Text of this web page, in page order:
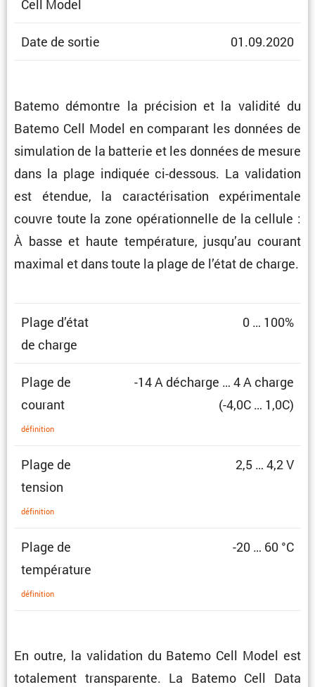
Cell Model
Date de sortie 01.09.2020
Batemo démontre la préci­sion et la validité du
Batemo Cell Model en compa­rant les données de
simula­tion de la batterie et les données de mesure
dans la plage indiquée ci-dessous. La valida­tion
est étendue, la carac­té­ri­sa­tion expéri­men­tale
couvre toute la zone opéra­tion­nelle de la cellule :
À basse et haute tempé­ra­ture, jusqu’au courant
maximal et dans toute la plage de l’état de charge.
Plage d’état
de charge
0 … 100%
Plage de
courant
défini­tion
-14 A décharge … 4 A charge
(-4,0C … 1,0C)
Plage de
tension
défini­tion
2,5 … 4,2 V
Plage de
température
défini­tion
-20 … 60 °C
En outre, la valida­tion du Batemo Cell Model est
totale­ment trans­pa­rente. La Batemo Cell Data